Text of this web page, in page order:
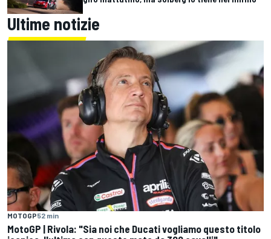
Ultime notizie
MOTOGP52 min
MotoGP | Rivola: "Sia noi che Ducati vogliamo questo titolo